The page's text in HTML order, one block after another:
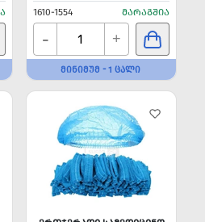
1610-1554 ᲛᲐᲠᲐᲒᲨᲘᲐ
- +
ᲛᲘᲜᲘᲛᲣᲛ - 1 ᲪᲐᲚᲘ